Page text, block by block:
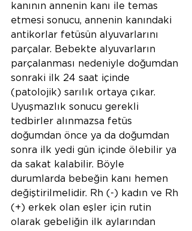
kanının annenin kanı ile temas
etmesi sonucu, annenin kanındaki
antikorlar fetüsün alyuvarlarını
parçalar. Bebekte alyuvarların
parçalanması nedeniyle doğumdan
sonraki ilk 24 saat içinde
(patolojik) sarılık ortaya çıkar.
Uyuşmazlık sonucu gerekli
tedbirler alınmazsa fetüs
doğumdan önce ya da doğumdan
sonra ilk yedi gün içinde ölebilir ya
da sakat kalabilir. Böyle
durumlarda bebeğin kanı hemen
değiştirilmelidir. Rh (-) kadın ve Rh
(+) erkek olan eşler için rutin
olarak gebeliğin ilk aylarından